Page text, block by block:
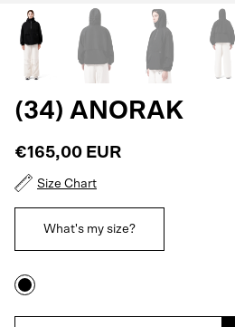
(34) ANORAK
€165,00 EUR
Size Chart
What's my size?
Noir